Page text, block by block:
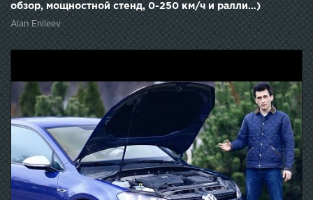
обзор, мощностной стенд, 0-250 км/ч и ралли…)
Alan Enileev